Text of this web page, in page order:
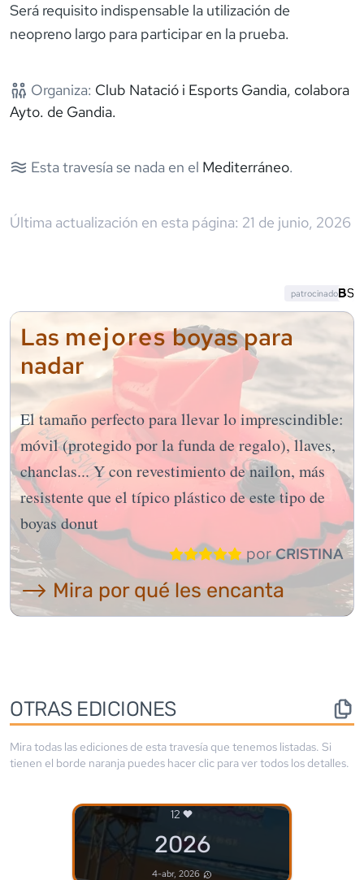
Será requisito indispensable la utilización de
neopreno largo para participar en la prueba.
Organiza: Club Natació i Esports Gandia, colabora
Ayto. de Gandia.
Esta travesía se nada en el Mediterráneo.
Última actualización en esta página: 21 de junio, 2026
Las mejoresboyas para
nadar
El tamaño perfecto para llevar lo imprescindible:
móvil (protegido por la funda de regalo), llaves,
chanclas... Y con revestimiento de nailon, más
resistente que el típico plástico de este tipo de
boyas donut
porCRISTINA
⟶ Mira por qué les encanta
patrocinado
OTRAS EDICIONES
Mira todas las ediciones de esta travesía que tenemos listadas. Si
tienen el borde naranja puedes hacer clic para ver todos los detalles.
12
2026
4-abr, 2026